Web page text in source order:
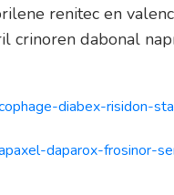
renitec en
crinoren dabonal
diabex-risidon-
daparox-frosinor-